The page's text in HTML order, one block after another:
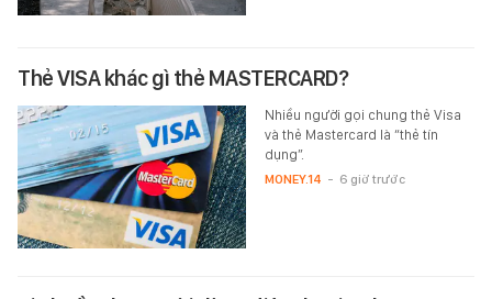
Thẻ VISA khác gì thẻ MASTERCARD?
Nhiều người gọi chung thẻ Visa
và thẻ Mastercard là “thẻ tín
dụng”.
MONEY.14 - 6 giờ trước